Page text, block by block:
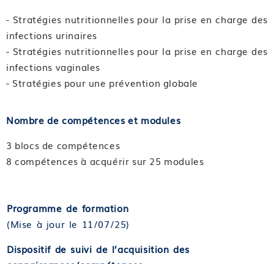
- Stratégies nutritionnelles pour la prise en charge des
infections urinaires
- Stratégies nutritionnelles pour la prise en charge des
infections vaginales
- Stratégies pour une prévention globale
Nombre de compétences et modules
3 blocs de compétences
8 compétences à acquérir sur 25 modules
Programme de formation
(Mise à jour le 11/07/25)
Dispositif de suivi de l’acquisition des